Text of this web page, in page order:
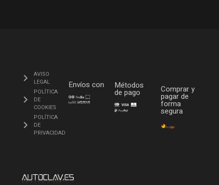
AVISO
LEGAL
POLÍTICA
DE
COOKIES
POLÍTICA
DE
PRIVACIDAD
Envíos con Métodos
de pago Comprar y
pagar de
forma
segura